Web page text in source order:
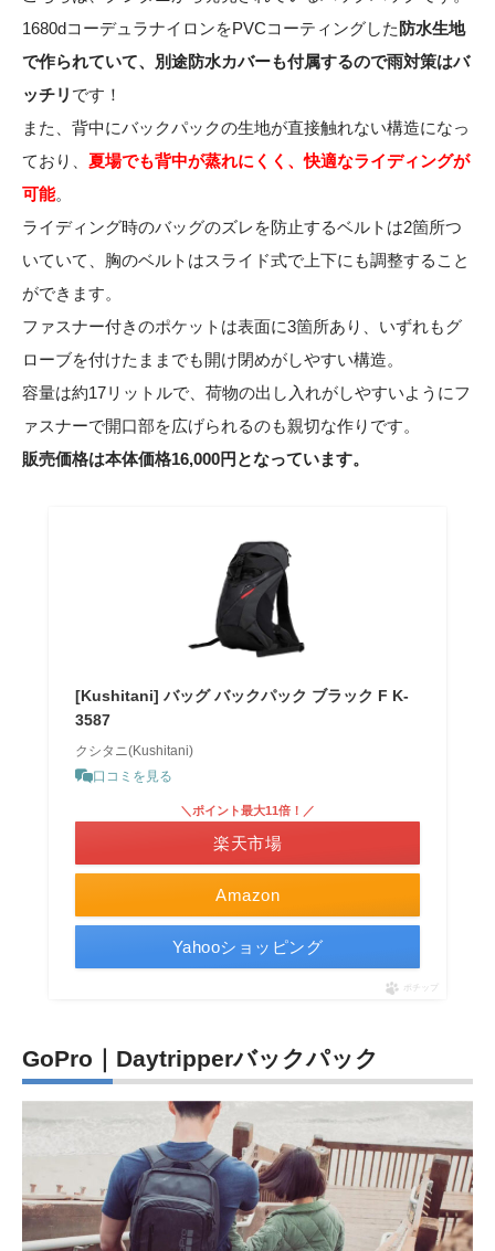
1680dコーデュラナイロンをPVCコーティングした 防水生地
で作られていて、別途防水カバーも付属するので雨対策はバ
ッチリ です！
また、背中にバックパックの生地が直接触れない構造になっ
ており、 夏場でも背中が蒸れにくく、快適なライディングが
可能。
ライディング時のバッグのズレを防止するベルトは2箇所つ
いていて、胸のベルトはスライド式で上下にも調整すること
ができます。
ファスナー付きのポケットは表面に3箇所あり、いずれもグ
ローブを付けたままでも開け閉めがしやすい構造。
容量は約17リットルで、荷物の出し入れがしやすいようにフ
ァスナーで開口部を広げられるのも親切な作りです。
販売価格は本体価格16,000円となっています。
[Kushitani] バッグ バックパック ブラック F K-
3587
クシタニ(Kushitani)
口コミを見る
Amazon
＼ポイント最大11倍！／
楽天市場
Yahooショッピング
ポチップ
GoPro｜Daytripperバックパック